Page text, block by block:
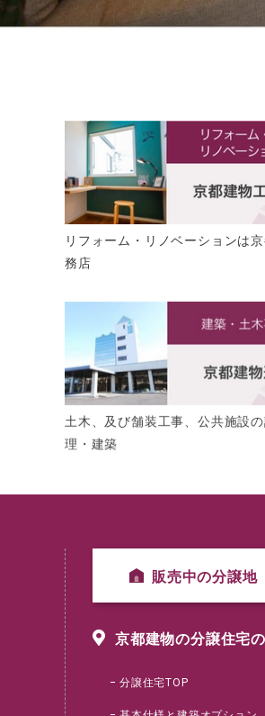
リフォーム・リノベーションは
務店
土木、及び舗装工事、公共施設
理・建築
販売中の分譲地
京都建物の分譲住宅
分譲住宅TOP